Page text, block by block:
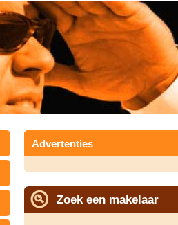
Advertenties
Zoek een makelaar